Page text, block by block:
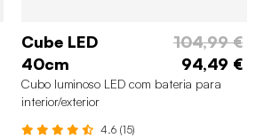
Cube LED
40cm
104,99 €
94,49 €
Cubo luminoso LED com bateria para
interior/exterior
4.6 (15)